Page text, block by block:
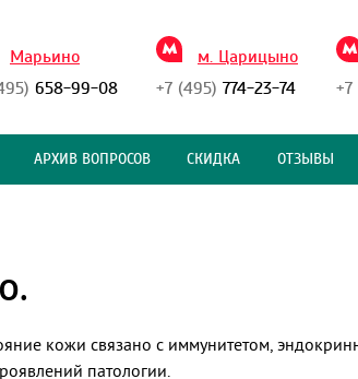
Марьино
658-99-08
м. Царицыно
+7 (495) 774-23-74
+7
АРХИВ ВОПРОСОВ СКИДКА ОТЗЫВЫ
кожи связано с иммунитетом,
патологии.